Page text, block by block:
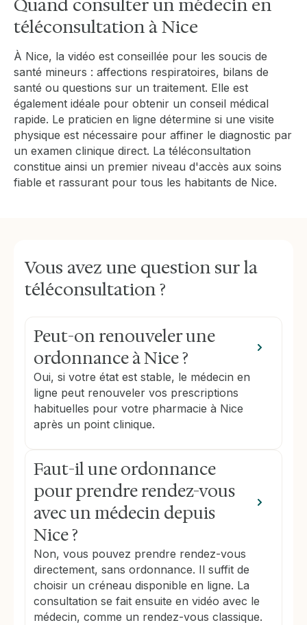
Quand consulter un médecin en
téléconsultation à Nice
À Nice, la vidéo est conseillée pour les soucis de
santé mineurs : affections respiratoires, bilans de
santé ou questions sur un traitement. Elle est
également idéale pour obtenir un conseil médical
rapide. Le praticien en ligne détermine si une visite
physique est nécessaire pour affiner le diagnostic par
un examen clinique direct. La téléconsultation
constitue ainsi un premier niveau d'accès aux soins
fiable et rassurant pour tous les habitants de Nice.
Vous avez une question sur la
téléconsultation ?
Peut-on renouveler une
ordonnance à Nice ?
Oui, si votre état est stable, le médecin en
ligne peut renouveler vos prescriptions
habituelles pour votre pharmacie à Nice
après un point clinique.
Faut-il une ordonnance
pour prendre rendez-vous
avec un médecin depuis
Nice ?
Non, vous pouvez prendre rendez-vous
directement, sans ordonnance. Il suffit de
choisir un créneau disponible en ligne. La
consultation se fait ensuite en vidéo avec le
médecin, comme un rendez-vous classique.